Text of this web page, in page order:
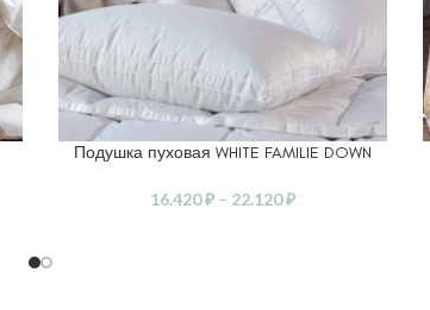
ВЫБЕРИТЕ ПАРАМЕТРЫ
Подушка пуховая WHITE FAMILIE DOWN
16.420₽ – 22.120₽